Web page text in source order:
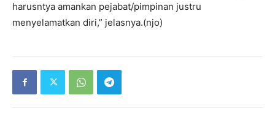
harusntya amankan pejabat/pimpinan justru
menyelamatkan diri,” jelasnya.(njo)